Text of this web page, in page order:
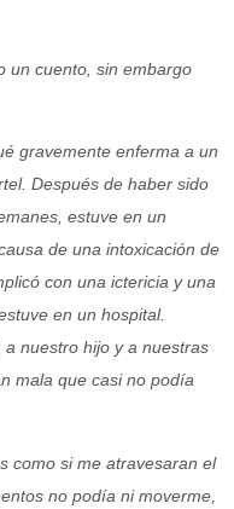
un cuento, sin embargo
gravemente enferma a un
Después de haber sido
estuve en un
de una intoxicación de
con una ictericia y una
en un hospital.
nuestro hijo y a nuestras
mala que casi no podía
como si me atravesaran el
no podía ni moverme,